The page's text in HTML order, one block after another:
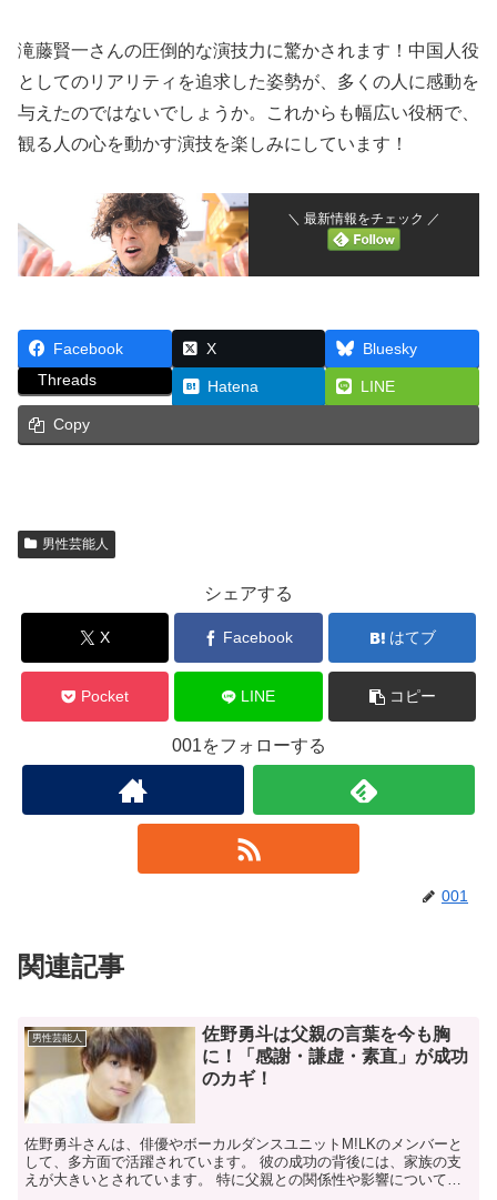
滝藤賢一さんの圧倒的な演技力に驚かされます！中国人役
としてのリアリティを追求した姿勢が、多くの人に感動を
与えたのではないでしょうか。これからも幅広い役柄で、
観る人の心を動かす演技を楽しみにしています！
＼ 最新情報をチェック ／
Facebook X
Bluesky
Threads
Hatena LINE
Copy
男性芸能人
シェアする
X Facebook はてブ
Pocket LINE コピー
001をフォローする
001
関連記事
男性芸能人
佐野勇斗は父親の言葉を今も胸
に！「感謝・謙虚・素直」が成功
のカギ！
佐野勇斗さんは、俳優やボーカルダンスユニットM!LKのメンバーと
して、多方面で活躍されています。 ​彼の成功の背後には、家族の支
えが大きいとされています。​ 特に父親との関係性や影響について、